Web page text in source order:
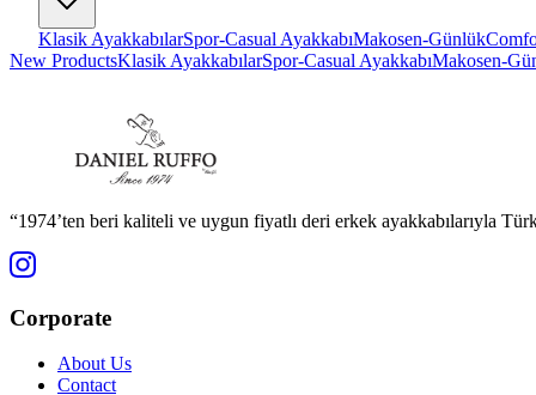
Klasik AyakkabılarSpor-Casual AyakkabıMakosen-Günlük
New ProductsKlasik AyakkabılarSpor-Casual AyakkabıMakosen-
“1974’ten beri kaliteli ve uygun fiyatlı deri erkek ayakkabılarıyla
Corporate
About Us
Contact